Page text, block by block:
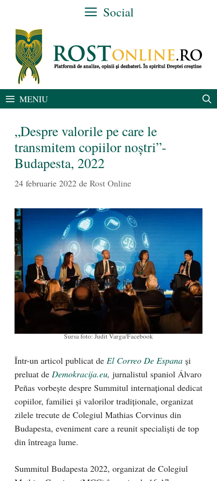
conținut
Social
MENIU
„Despre valorile pe care le
transmitem copiilor noștri”-
Budapesta, 2022
24 februarie 2022 de Rost Online
Sursa foto: Judit Varga/Facebook
Într-un articol publicat de El Correo De Espana și
preluat de Demokracija.eu, jurnalistul spaniol Álvaro
Peñas vorbește despre Summitul internațional dedicat
copiilor, familiei și valorilor tradiționale, organizat
zilele trecute de Colegiul Mathias Corvinus din
Budapesta, eveniment care a reunit specialiști de top
din întreaga lume.
Summitul Budapesta 2022, organizat de Colegiul